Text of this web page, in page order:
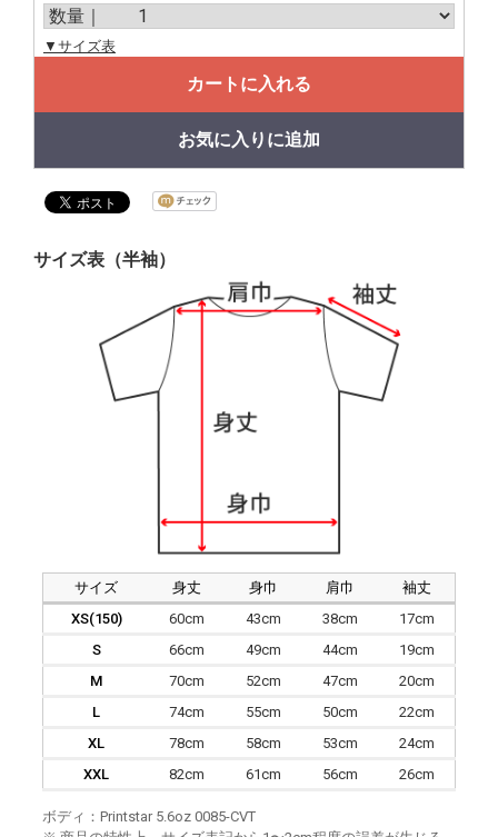
▼サイズ表
カートに入れる
お気に入りに追加
サイズ表（半袖）
サイズ 身丈 身巾 肩巾
袖丈
XS(150)
60cm 43cm 38cm
17cm
S
66cm 49cm 44cm
19cm
M
70cm 52cm 47cm
20cm
L
74cm 55cm 50cm
22cm
XL
78cm 58cm 53cm
24cm
XXL
82cm 61cm 56cm 26cm
ボディ：Printstar 5.6oz 0085-CVT